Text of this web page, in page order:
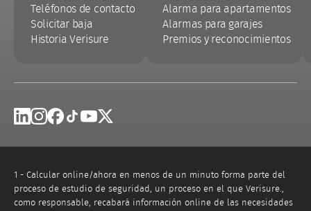
Teléfonos de contacto
Solicitar baja
Historia Verisure
Alarma para apartamentos
Alarmas para garajes
Premios y reconocimientos
Linkedin
Instagram
Facebook
Tik TokYoutube
1 - Calcular online/ahora en menos de un minuto forma parte del
proceso de estudio de seguridad, un proceso en el que Verisure.,
como responsable, recabará información online de las necesidades